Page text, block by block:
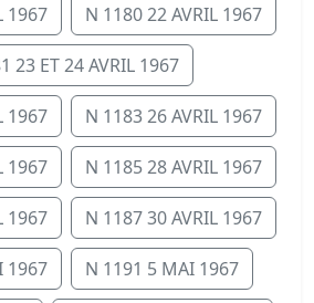
1967 N 1180 22 AVRIL 1967
23 ET 24 AVRIL 1967
1967 N 1183 26 AVRIL 1967
1967 N 1185 28 AVRIL 1967
1967 N 1187 30 AVRIL 1967
1967 N 1191 5 MAI 1967